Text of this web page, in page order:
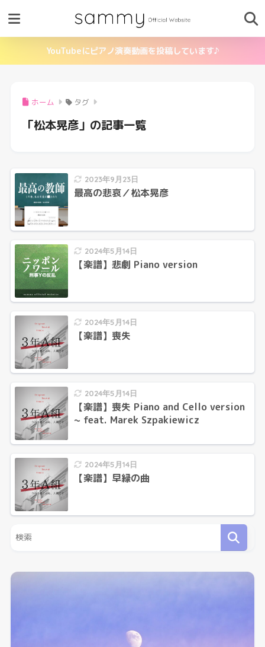
YouTubeにピアノ演奏動画を投稿しています♪
ホーム タグ
「松本晃彦」の記事一覧
2023年9月23日
最高の悲哀／松本晃彦
2024年5月14日
【楽譜】悲劇 Piano version
2024年5月14日
【楽譜】喪失
2024年5月14日
【楽譜】喪失 Piano and Cello version
~ feat. Marek Szpakiewicz
2024年5月14日
【楽譜】早緑の曲